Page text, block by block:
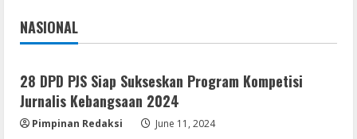
5
Umum
Brimob Papua Kini Jabat Kapolres Way
Kanan,Masyarakat Ogan Di Lampung
Doakan Jadi Jendral
August 4, 2026
NASIONAL
Jakarta
28 DPD PJS Siap Sukseskan Program Kompetisi
Jurnalis Kebangsaan 2024
Pimpinan Redaksi June 11, 2024